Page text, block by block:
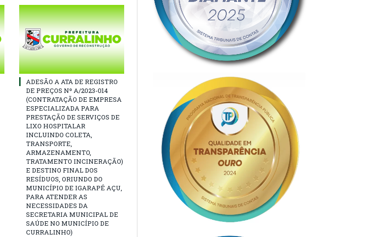
ADESÃO A ATA DE REGISTRO
DE PREÇOS Nº A/2023-014
(CONTRATAÇÃO DE EMPRESA
ESPECIALIZADA PARA
PRESTAÇÃO DE SERVIÇOS DE
LIXO HOSPITALAR
INCLUINDO COLETA,
TRANSPORTE,
ARMAZENAMENTO,
TRATAMENTO INCINERAÇÃO)
E DESTINO FINAL DOS
RESÍDUOS, ORIUNDO DO
MUNICÍPIO DE IGARAPÉ AÇU,
PARA ATENDER AS
NECESSIDADES DA
SECRETARIA MUNICIPAL DE
SAÚDE NO MUNICÍPIO DE
CURRALINHO)